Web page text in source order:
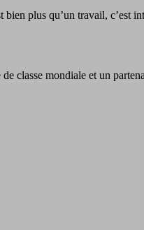
plus qu’un travail, c’est
classe mondiale et un